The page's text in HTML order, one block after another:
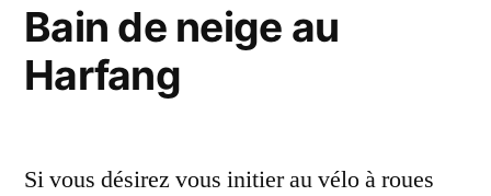
vélo
Bain de neige au
Harfang
Si vous désirez vous initier au vélo à roues